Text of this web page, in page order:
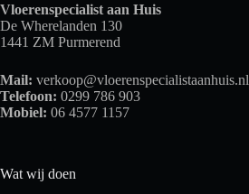
Vloerenspecialist aan Huis
De Wherelanden 130
1441 ZM Purmerend
Mail: verkoop@vloerenspecialistaanhuis.nl
Telefoon: 0299 786 903
Mobiel: 06 4577 1157
Wat wij doen